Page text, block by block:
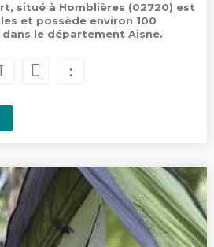
situé à Homblières (02720) est
et possède environ 100
le département Aisne.